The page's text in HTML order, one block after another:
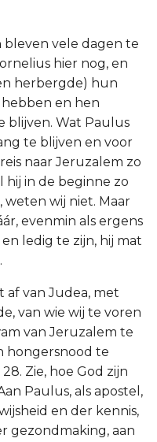
bleven vele dagen te
hier nog, en
herbergde) hun
en hen
blijven. Wat Paulus
te blijven en voor
naar Jeruzalem zo
hij in de beginne zo
weten wij niet. Maar
evenmin als ergens
ledig te zijn, hij mat
af van Judea, met
van wie wij te voren
van Jeruzalem te
hongersnood te
Zie, hoe God zijn
Paulus, als apostel,
en der kennis,
gezondmaking, aan